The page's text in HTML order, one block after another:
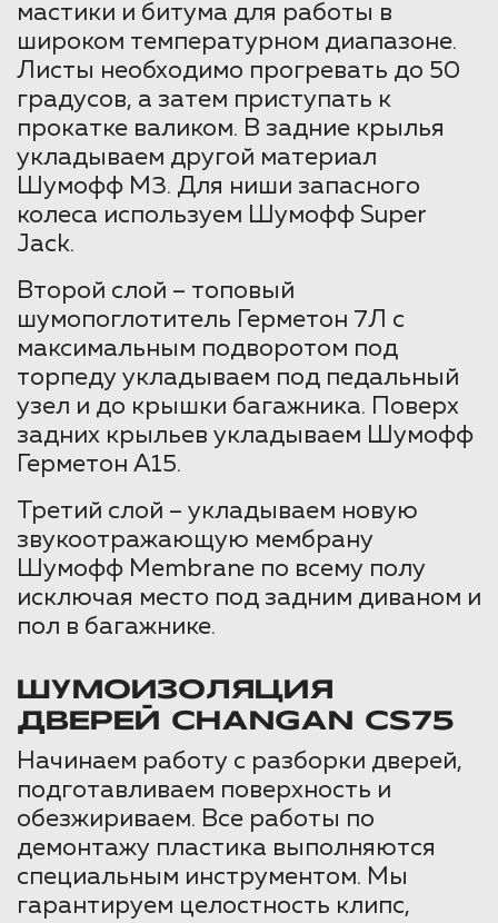
мастики и битума для работы в
широком температурном диапазоне.
Листы необходимо прогревать до 50
градусов, а затем приступать к
прокатке валиком. В задние крылья
укладываем другой материал
Шумофф М3. Для ниши запасного
колеса используем Шумофф Super
Jack.
Второй слой – топовый
шумопоглотитель Герметон 7Л с
максимальным подворотом под
торпеду укладываем под педальный
узел и до крышки багажника. Поверх
задних крыльев укладываем Шумофф
Герметон А15.
Третий слой – укладываем новую
звукоотражающую мембрану
Шумофф Membrane по всему полу
исключая место под задним диваном и
пол в багажнике.
ШУМОИЗОЛЯЦИЯ
ДВЕРЕЙ CHANGAN CS75
Начинаем работу с разборки дверей,
подготавливаем поверхность и
обезжириваем. Все работы по
демонтажу пластика выполняются
специальным инструментом. Мы
гарантируем целостность клипс,